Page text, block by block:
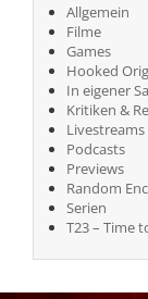
Allgemein
Filme
Games
Hooked
In eigener
Kritiken &
Livestreams
Podcasts
Previews
Random
Serien
T23 – Time